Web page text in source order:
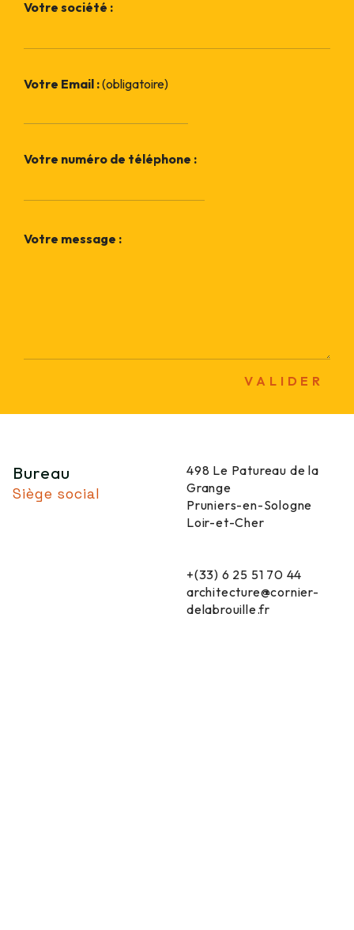
Votre société :
Votre Email :(obligatoire)
Votre numéro de téléphone :
Votre message :
VALIDER
Bureau
Siège social
498 Le Patureau de la
Grange
Pruniers-en-Sologne
Loir-et-Cher
+(33) 6 25 51 70 44
architecture@cornier-
delabrouille.fr